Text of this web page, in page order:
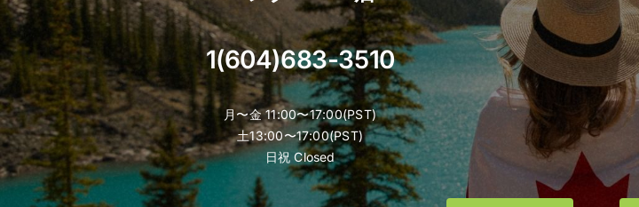
on
the
product
page
the
product
page
1(604)683-3510
月〜金 11:00〜17:00(PST)
土13:00〜17:00(PST)
日祝 Closed